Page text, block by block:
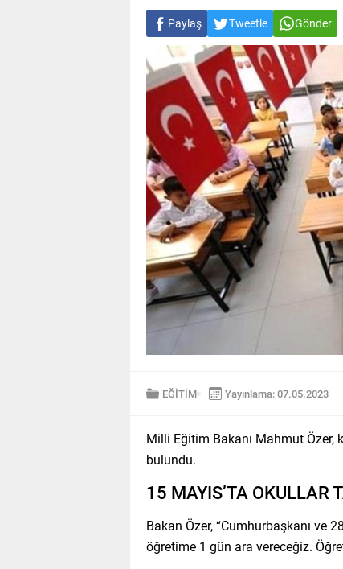
Paylaş Tweetle Gönder
EĞİTİM Yayınlama: 07.05.2023
Milli Eğitim Bakanı Mahmut Özer,
bulundu.
15 MAYIS’TA OKULLAR
Bakan Özer, “Cumhurbaşkanı ve
öğretime 1 gün ara vereceğiz.